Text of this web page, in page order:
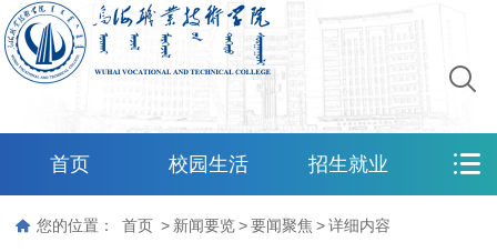
首页 校园生活 招生就业
您的位置： 首页 > 新闻要览 > 要闻聚焦 > 详细内容